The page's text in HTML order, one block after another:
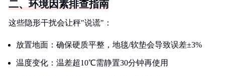
二、环境因素排查指南
这些隐形干扰会让秤"说谎"：
放置地面：确保硬质平整，地毯/软垫会导致误差±3%
温度变化：温差超10℃需静置30分钟再使用